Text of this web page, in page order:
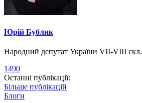
Юрій Бублик
Народний депутат України VII-VIII скл.
1490
Останні публікації:
Більше публікацій
Блоги